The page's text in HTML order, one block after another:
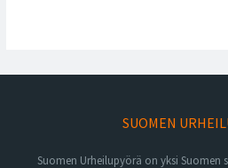
SUOMEN
Suomen Urheilupyörä on yksi